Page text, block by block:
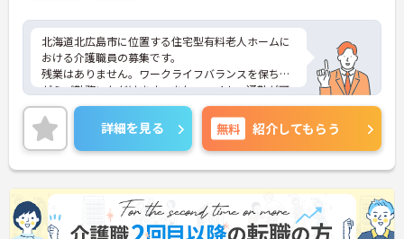
北海道北広島市に位置する住宅型有料老人ホームに
おける介護職員の募集です。
残業はありません。ワークライフバランスを保ちな
がらご勤務いただけます。また、マイカー通勤が可
能です。通勤が苦になりません。
ご興味のある方には、面接対策ポイントなど、さら
に詳細をご案内しますのでお気軽にご相談くださ
い！
詳細を見る 無料 紹介してもらう